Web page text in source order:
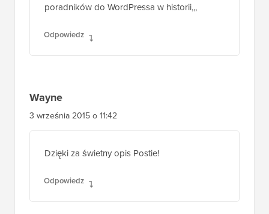
poradników do WordPressa w historii,,,
Odpowiedz
Wayne
3 września 2015 o 11:42
Dzięki za świetny opis Postie!
Odpowiedz